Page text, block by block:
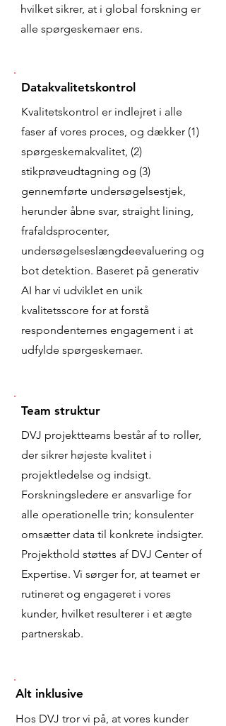
hvilket sikrer, at i global forskning er
alle spørgeskemaer ens.
Datakvalitetskontrol
Kvalitetskontrol er indlejret i alle
faser af vores proces, og dækker (1)
spørgeskemakvalitet, (2)
stikprøveudtagning og (3)
gennemførte undersøgelsestjek,
herunder åbne svar, straight lining,
frafaldsprocenter,
undersøgelseslængdeevaluering og
bot detektion. Baseret på generativ
AI har vi udviklet en unik
kvalitetsscore for at forstå
respondenternes engagement i at
udfylde spørgeskemaer.
Team struktur
DVJ projektteams består af to roller,
der sikrer højeste kvalitet i
projektledelse og indsigt.
Forskningsledere er ansvarlige for
alle operationelle trin; konsulenter
omsætter data til konkrete indsigter.
Projekthold støttes af DVJ Center of
Expertise. Vi sørger for, at teamet er
rutineret og engageret i vores
kunder, hvilket resulterer i et ægte
partnerskab.
Alt inklusive
Hos DVJ tror vi på, at vores kunder